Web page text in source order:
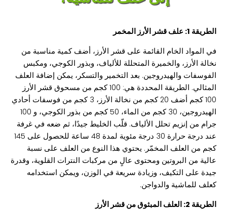
الطريقة 1: علف قشر الأرز المخمر
في المواد الخام القائمة على قشر الأرز، أضف كمية مناسبة من
نخالة الأرز، والخميرة المتحللة للألياف، وبذور الكوجي، ومكبس
الفوسفات والهيدروجين. بعد التخمير والتسكر، يمكن إضافة العلف
المثالي. الطريقة المحددة هي: 100 كجم من مسحوق قشر الأرز
100 كجم أضف 20 كجم من نخالة الأرز، 3 كجم من فوسفات أحادي
الهيدروجين، 30 كجم من الماء، 50 كجم من بذور الكوجي، و 100
جرام من إنزيم تحلل الألياف. قلّب الخليط جيدًا، ثم ضعه في غرفة
عند درجة حرارة 30 درجة مئوية لمدة 48 ساعة للحصول على 145
كجم من العلف المخمّر. يحتوي هذا النوع من العلف على نسبة
عالية من البروتين ومحتوى عالٍ من مركبات النترات القلوية، وقدرة
جيدة على التكيف، وزيادة سريعة في الوزن، ويمكن استخدامه
كعلف للماشية والدواجن.
الطريقة 2: العلف المبثوق من قشر الأرز